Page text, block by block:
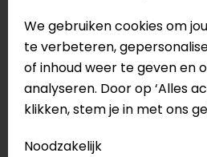
- van den hoven
23-04-2026
Great
- castillo
We gebruiken cookies om
te verbeteren,
of inhoud weer te geven en
analyseren. Door op ‘Alles
klikken, stem je in met ons
Noodzakelijk